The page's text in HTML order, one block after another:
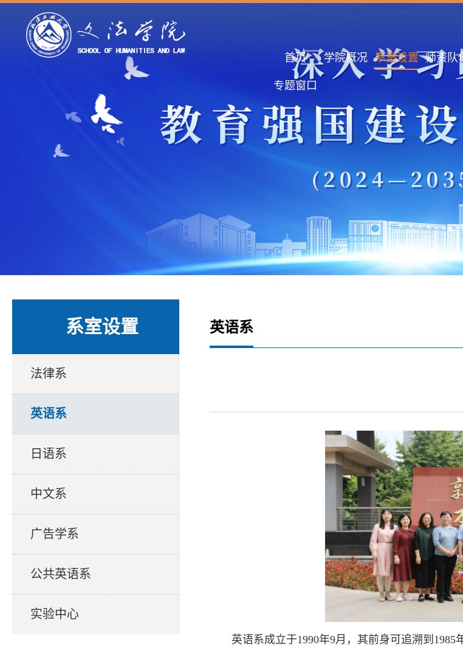
首页 学院概况 系室设置 师资队
专题窗口
系室设置
法律系
英语系
日语系
中文系
广告学系
公共英语系
实验中心
英语系
英语系成立于1990年9月，其前身可追溯到